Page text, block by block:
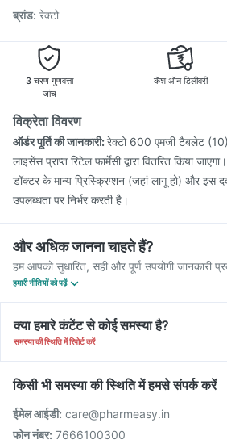
Havrix 720 Junior Vaccine
Typbar TCV Injection
Tetanus Vaccine
Gardasil 9 Pre Injection
ब्रांड: रेक्टो
3 चरण गुणवत्ता
जांच
कॅश ऑन डिलीवरी
विक्रेता विवरण
ऑर्डर पूर्ति की जानकारी:रेक्टो 600 एमजी टैबलेट
लाइसेंस प्राप्त रिटेल फार्मेसी द्वारा वितरित किया
डॉक्टर के मान्य प्रिस्क्रिप्शन (जहां लागू हो) और इस
उपलब्धता पर निर्भर करती है।
और अधिक जानना चाहते हैं?
हम आपको सुधारित, सही और पूर्ण उपयोगी जानकारी
हमारी नीतियों को पढ़ें
क्या हमारे कंटेंट से कोई समस्या है?
समस्या की स्थिति में रिपोर्ट करें
किसी भी समस्या की स्थिति में हमसे संपर्क करें
ईमेल आईडी: care@pharmeasy.in
फोन नंबर: 7666100300